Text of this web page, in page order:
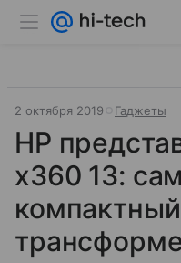
2 октября 2019 Гаджеты
HP
x360 13: